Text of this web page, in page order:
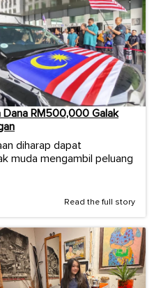
Dana RM500,000 Galak
diharap dapat
muda mengambil peluang
Read the full story